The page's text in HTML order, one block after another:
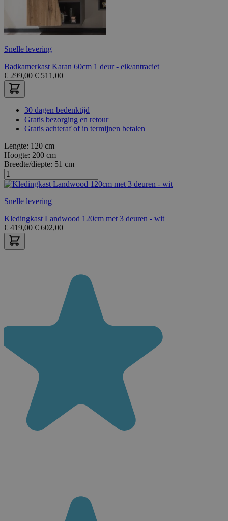
Snelle levering
Badkamerkast Karan 60cm 1 deur - eik/antraciet
€ 299,00 € 511,00
30 dagen bedenktijd
Gratis bezorging en retour
Gratis achteraf of in termijnen betalen
Lengte: 120 cm
Hoogte: 200 cm
Breedte/diepte: 51 cm
Snelle levering
Kledingkast Landwood 120cm met 3 deuren - wit
€ 419,00 € 602,00